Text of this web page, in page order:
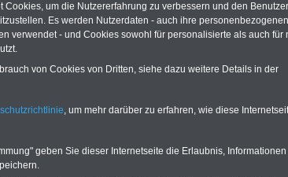
- Buchstabe B
6 Monate oder 400 Euro für 12 Monate können Sie einen
Einzelseiten dieser Website
Wünsche!
Cookies, um die Nutzererfahrung zu verbessern und den
Es werden Nutzerdaten - auch ihre
verwendet - und Cookies sowohl für personalisierte als auch für
von Cookies von Dritten, siehe dazu weitere Details in der
, um mehr darüber zu erfahren, wie diese
geben Sie dieser Internetseite die Erlaubnis,